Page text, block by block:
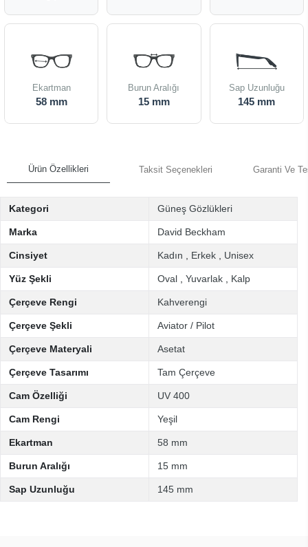
Ekartman
58 mm
Burun Aralığı
15 mm
Sap Uzunluğu
145 mm
Ürün Özellikleri Taksit Seçenekleri Garanti Ve
Kategori Güneş Gözlükleri
Marka David Beckham
Cinsiyet Kadın Erkek Unisex
Yüz Şekli Oval Yuvarlak Kalp
Çerçeve Rengi Kahverengi
Çerçeve Şekli Aviator / Pilot
Çerçeve Materyali Asetat
Çerçeve Tasarımı Tam Çerçeve
Cam Özelliği UV 400
Cam Rengi Yeşil
Ekartman 58 mm
Burun Aralığı 15 mm
Sap Uzunluğu 145 mm